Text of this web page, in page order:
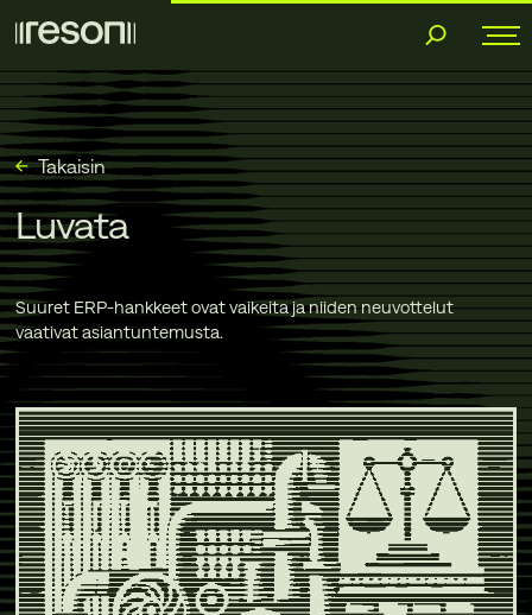
sisältöön
Takaisin
Luvata
Suuret ERP-hankkeet ovat vaikeita ja niiden neuvottelut
vaativat asiantuntemusta.